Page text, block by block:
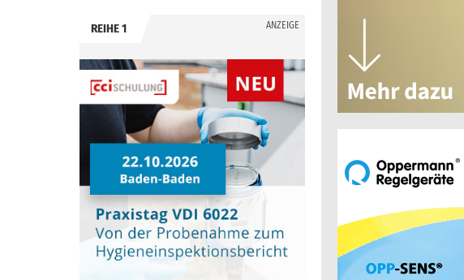
REIHE 1 ANZEIGE